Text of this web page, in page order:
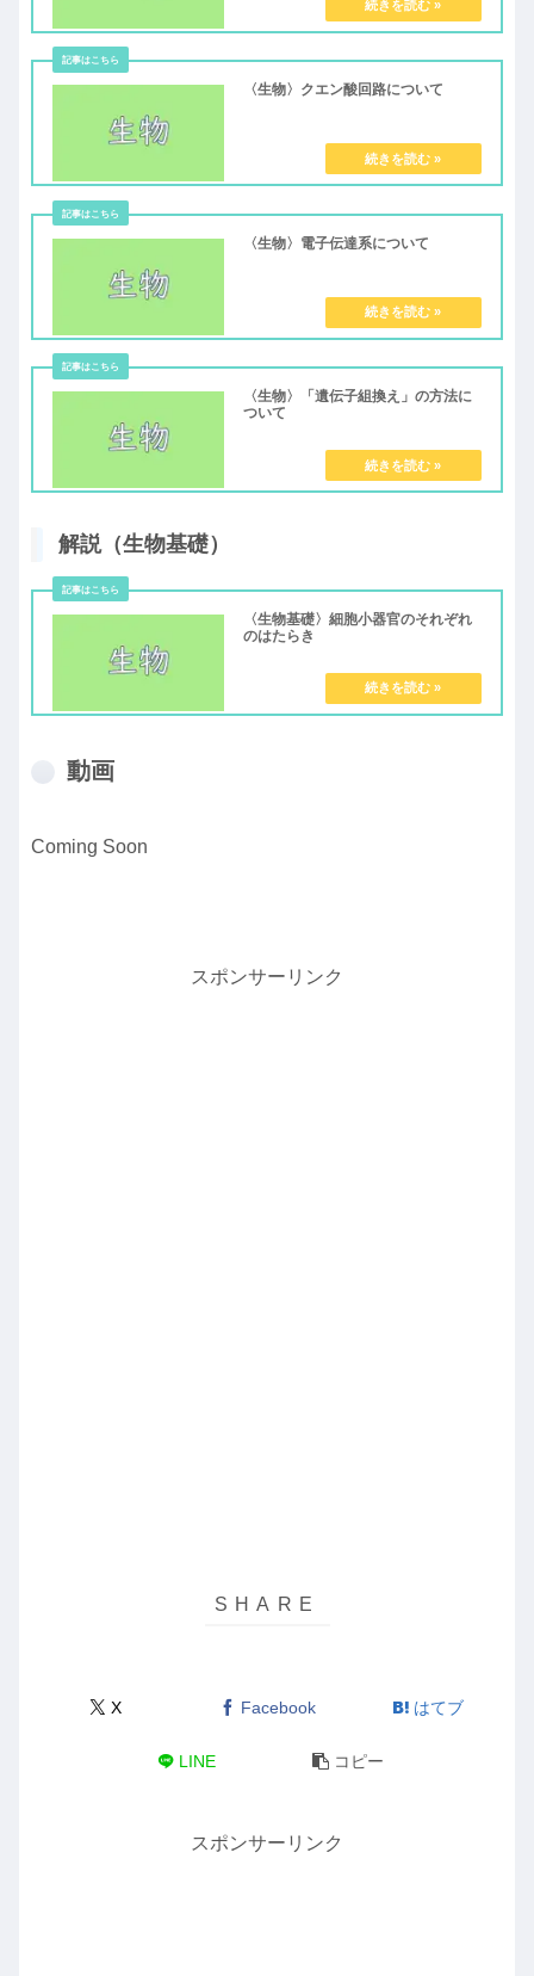
〈生物〉クエン酸回路について
〈生物〉電子伝達系について
〈生物〉「遺伝子組換え」の方法に
ついて
解説（生物基礎）
〈生物基礎〉細胞小器官のそれぞれ
のはたらき
動画
Coming Soon
スポンサーリンク
X Facebook はてブ
LINE コピー
スポンサーリンク